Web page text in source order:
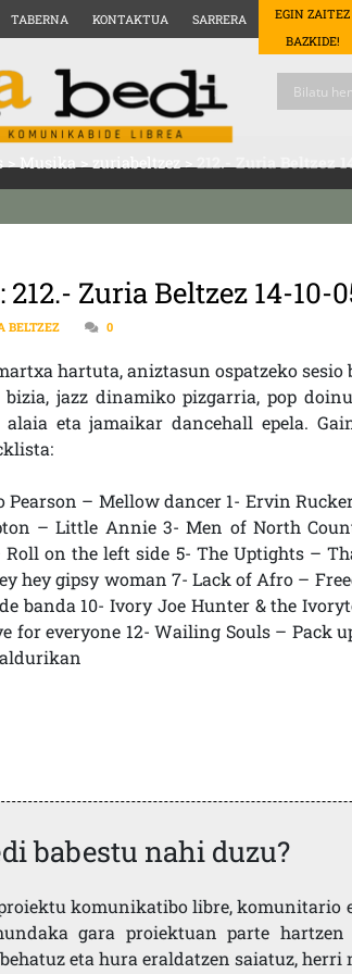
TABERNA KONTAKTUA SARRERA
EGIN ZAITEZ
BAZKIDE!
>Musika>zuriabeltzez>212.- Zuria Beltzez
212.- Zuria Beltzez 14-
BELTZEZ 0
hartuta, aniztasun ospatzeko
jazz dinamiko pizgarria, pop
eta jamaikar dancehall epela.
– Mellow dancer 1- Ervin
– Little Annie 3- Men of North
on the left side 5- The Uptights –
hey gipsy woman 7- Lack of Afro –
banda 10- Ivory Joe Hunter & the
for everyone 12- Wailing Souls – Pack
babestu nahi duzu?
komunikatibo libre, komunitario
gara proiektuan parte
eta hura eraldatzen saiatuz,